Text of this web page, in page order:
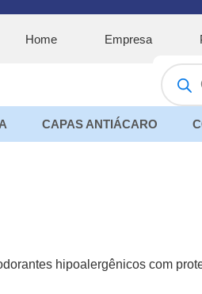
Home Empresa
produtos
CAPAS ANTIÁCARO
hipoalergênicos com